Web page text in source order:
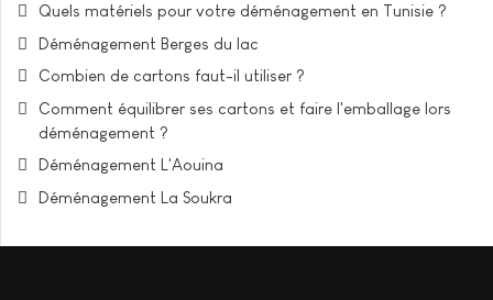
Quels matériels pour votre déménagement en Tunisie ?
Déménagement Berges du lac
Combien de cartons faut-il utiliser ?
Comment équilibrer ses cartons et faire l'emballage lors
déménagement ?
Déménagement L'Aouina
Déménagement La Soukra